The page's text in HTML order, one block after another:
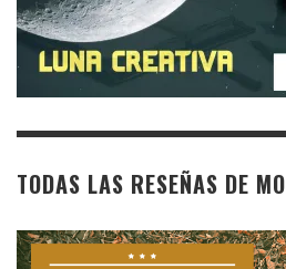
TODAS LAS RESEÑAS DE